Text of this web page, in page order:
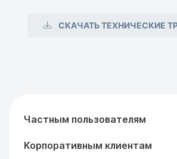
СКАЧАТЬ ТЕХНИЧЕСКИЕ
Частным пользователям
Корпоративным клиентам